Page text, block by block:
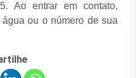
Ao entrar em contato,
ou o número de sua